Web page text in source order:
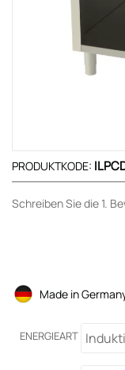
PRODUKTKODE:
Schreiben Sie die 1.
Made in
ENERGIEART